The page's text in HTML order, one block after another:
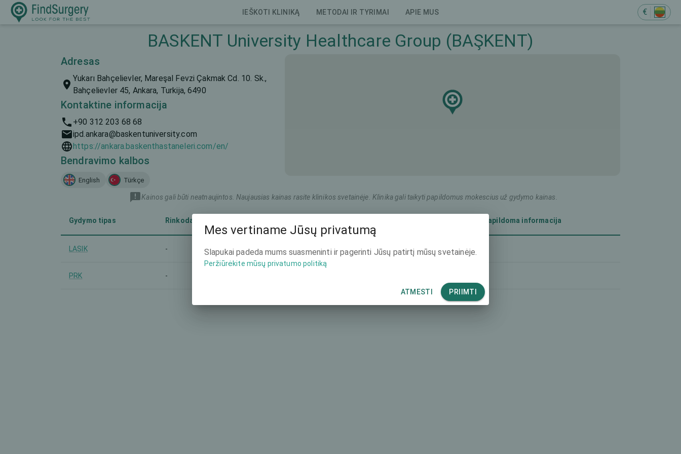
IEŠKOTI KLINIKĄ METODAI IR TYRIMAI APIE MUS €
BASKENT University Healthcare Group (BAŞKENT)
Adresas
Yukarı Bahçelievler, Mareşal Fevzi Çakmak Cd. 10. Sk.,
Bahçelievler 45, Ankara, Turkija, 6490
Kontaktine informacija
+90 312 203 68 68
ipd.ankara@baskentuniversity.com
https://ankara.baskenthastaneleri.com/en/
Bendravimo kalbos
English Türkçe
Kainos gali būti neatnaujintos. Naujausias kainas rasite klinikos svetainėje. Klinika gali taikyti papildomus mokescius už gydymo kainas.
Gydymo tipas Rinkodaros pavadinimas Papildoma informacija
LASIK - -
PRK -
Mes vertiname Jūsų privatumą
Slapukai padeda mums suasmeninti ir pagerinti Jūsų patirtį mūsų svetainėje.
Peržiūrėkite mūsų privatumo politiką
ATMESTI PRIIMTI